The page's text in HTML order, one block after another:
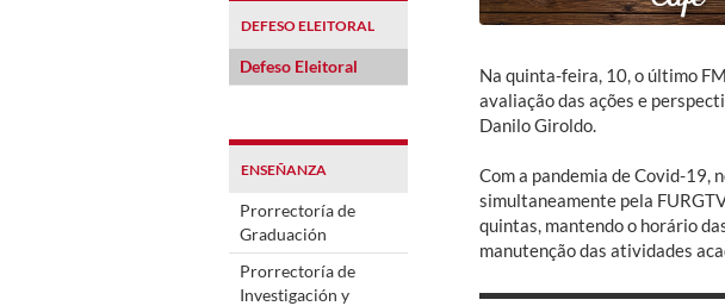
DEFESO ELEITORAL
Defeso Eleitoral
ENSEÑANZA
Prorrectoría de
Graduación
Prorrectoría de
Investigación y
Na quinta-feira, 10, o último
avaliação das ações e
Danilo Giroldo.
Com a pandemia de Covid-19,
simultaneamente pela
quintas, mantendo o horário
manutenção das atividades